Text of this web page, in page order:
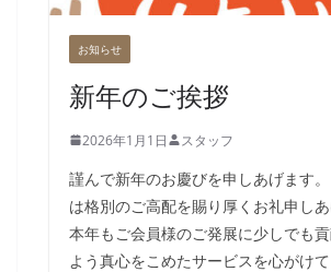
お知らせ
新年のご挨拶
2026年1月1日 スタッフ
謹んで新年のお慶びを申しあげます
は格別のご高配を賜り厚くお礼申しあ
本年もご会員様のご発展に少しでも
よう真心をこめたサービスを心がけ